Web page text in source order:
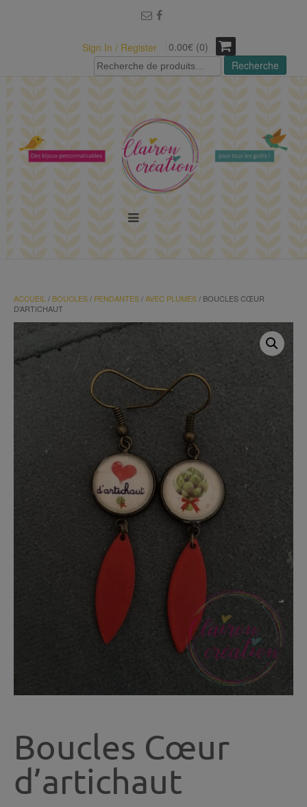
Sign In / Register
0.00€ (0)
Recherche
pour :
Recherche
ACCUEIL / BOUCLES/ PENDANTES/AVEC PLUMES/ BOUCLES CŒUR
D’ARTICHAUT
Boucles Cœur
d’artichaut